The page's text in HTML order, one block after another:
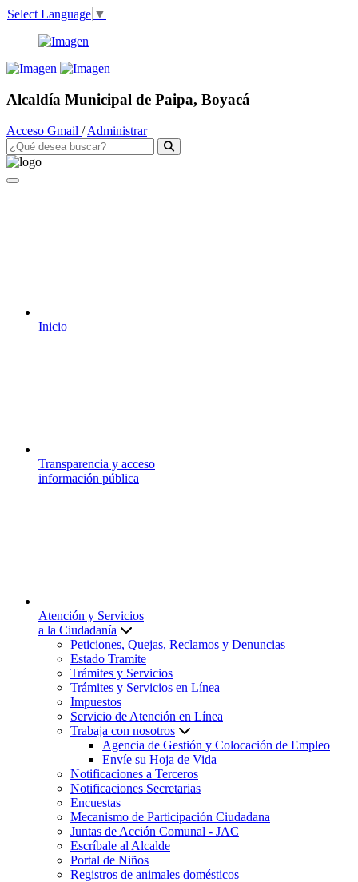
Select Language ▼
Alcaldía Municipal de Paipa, Boyacá
Acceso Gmail /Administrar
Inicio
Transparencia y acceso
información pública
Atención y Servicios
a la Ciudadanía
Peticiones, Quejas, Reclamos y Denuncias
Estado Tramite
Trámites y Servicios
Trámites y Servicios en Línea
Impuestos
Servicio de Atención en Línea
Trabaja con nosotros
Agencia de Gestión y Colocación de Empleo
Envíe su Hoja de Vida
Notificaciones a Terceros
Notificaciones Secretarias
Encuestas
Mecanismo de Participación Ciudadana
Juntas de Acción Comunal - JAC
Escríbale al Alcalde
Portal de Niños
Registros de animales domésticos